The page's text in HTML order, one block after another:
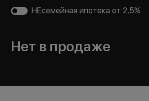
НЕсемейная ипотека от 2,5%
Нет в продаже